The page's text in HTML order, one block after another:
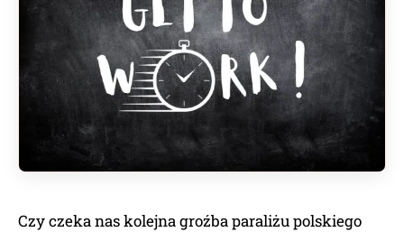
Czy czeka nas kolejna groźba paraliżu polskiego